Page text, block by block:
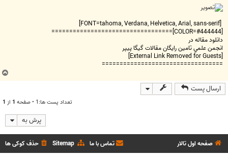
[FONT=tahoma, Verdana, Helvetica, Arial, sans-serif]
[COLOR=#444444]==================================
دانلود مقاله در
انجمن علمي تامين رايگان مقالات گيگا پيپر
[External Link Removed for Guests]
==================================
ارسال پست
تعداد پست ها:1 • صفحه 1 از 1
پرش به
صفحه اول تالار حذف کوکی ها Sitemap تماس با ما